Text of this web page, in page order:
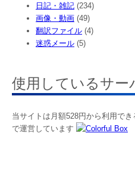
日記・雑記 (234)
画像・動画 (49)
翻訳ファイル (4)
迷惑メール (5)
使用しているサー
当サイトは月額528円から利用でき
で運営しています